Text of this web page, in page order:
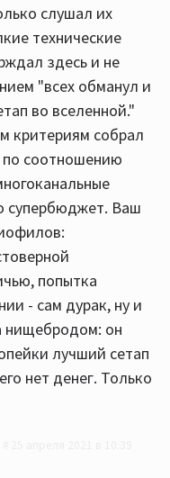
слушал их
технические
здесь и не
"всех обманул и
во вселенной."
критериям собрал
по соотношению
супербюджет. Ваш
попытка
- сам дурак, ну и
нищебродом: он
лучший сетап
нет денег. Только